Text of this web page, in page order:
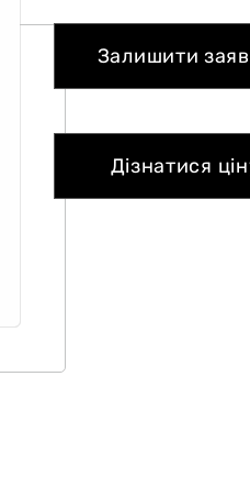
Залишити
Дізнатися